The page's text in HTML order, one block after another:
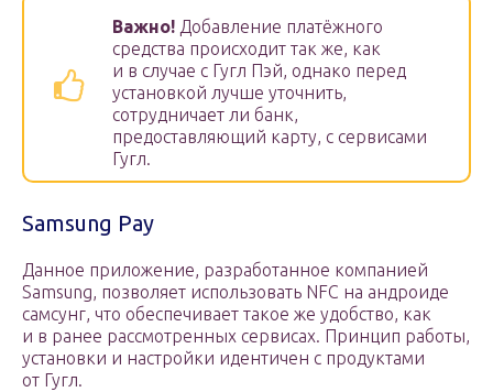
Важно! Добавление платёжного
средства происходит так же, как
и в случае с Гугл Пэй, однако перед
установкой лучше уточнить,
сотрудничает ли банк,
предоставляющий карту, с сервисами
Гугл.
Samsung Pay
Данное приложение, разработанное компанией
Samsung, позволяет использовать NFC на андроиде
самсунг, что обеспечивает такое же удобство, как
и в ранее рассмотренных сервисах. Принцип работы,
установки и настройки идентичен с продуктами
от Гугл.